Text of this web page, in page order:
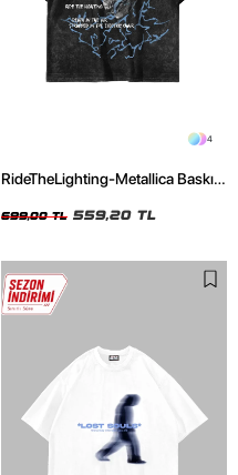
4
RideTheLighting-Metallica Baskılı
Tshirt
699,00 TL 559,20 TL